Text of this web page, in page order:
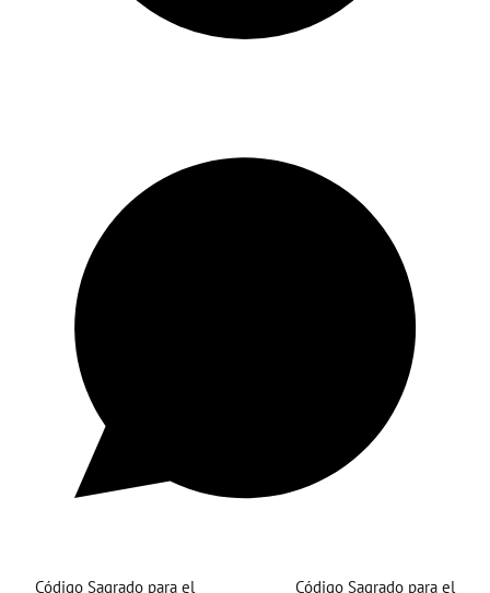
Código Sagrado para el
Código Sagrado para el